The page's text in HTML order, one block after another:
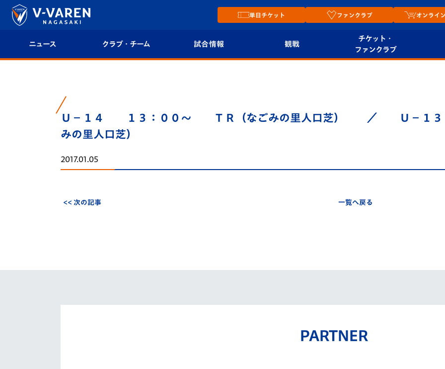
単日チケット ファンクラブ オンライン
ニュース クラブ・チーム
クラブ概要
選手プロフィール
スタッフプロフィール
試合情報
順位表
フォトギャラリー
観戦
セス
チケット・
ファンクラブ
プレイヤーズスイート
Ｕ－１４ １３：００～ ＴＲ（なごみの里人口芝） ／ Ｕ－１
みの里人口芝）
2017.01.05
<< 次の記事 一覧へ戻る
PARTNER